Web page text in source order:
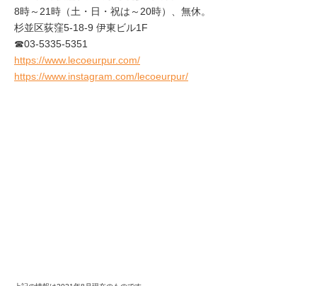
8時～21時（土・日・祝は～20時）、無休。
杉並区荻窪5-18-9 伊東ビル1F
☎03-5335-5351
https://www.lecoeurpur.com/
https://www.instagram.com/lecoeurpur/